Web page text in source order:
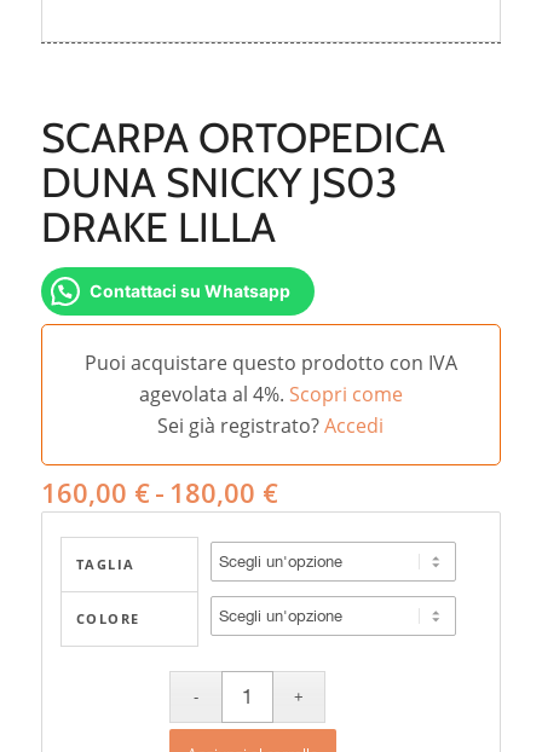
SCARPA ORTOPEDICA
DUNA SNICKY JS03
DRAKE LILLA
Contattaci su Whatsapp
Puoi acquistare questo prodotto con IVA
agevolata al 4%. Scopri come
Sei già registrato?Accedi
160,00 €- 180,00 €Fascia
di
prezzo:
da
160,00 €
a
180,00 €
TAGLIA
COLORE